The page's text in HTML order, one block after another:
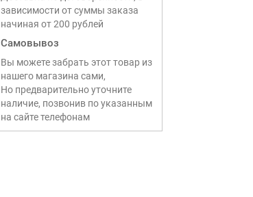
зависимости от суммы заказа
начиная от 200 рублей
Самовывоз
Вы можете забрать этот товар из
нашего магазина сами,
Но предварительно уточните
наличие, позвонив по указанным
на сайте телефонам